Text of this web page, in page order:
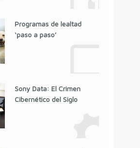
Programas de lealtad
‘paso a paso’
Sony Data: El Crimen
Cibernético del Siglo